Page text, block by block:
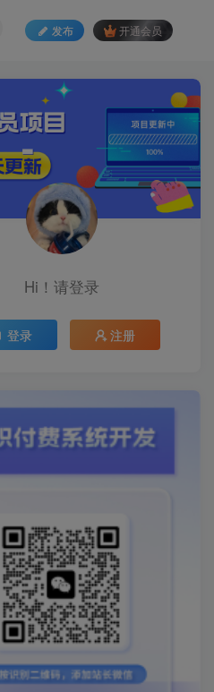
发布 开通会员
Hi！请登录
登录 注册